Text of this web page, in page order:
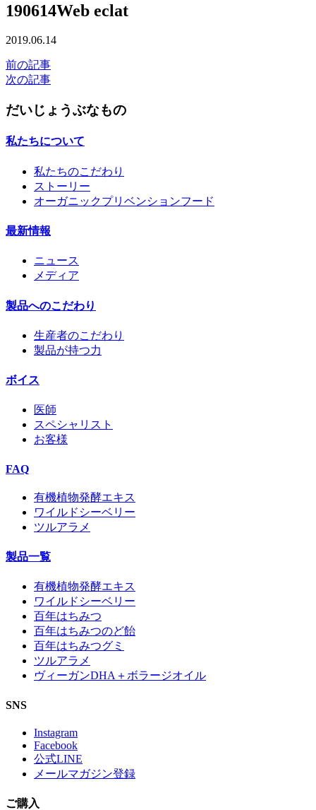
190614Web eclat
2019.06.14
前の記事
次の記事
だいじょうぶなもの
私たちについて
私たちのこだわり
ストーリー
オーガニックプリベンションフード
最新情報
ニュース
メディア
製品へのこだわり
生産者のこだわり
製品が持つ力
ボイス
医師
スペシャリスト
お客様
FAQ
有機植物発酵エキス
ワイルドシーベリー
ツルアラメ
製品一覧
有機植物発酵エキス
ワイルドシーベリー
百年はちみつ
百年はちみつのど飴
百年はちみつグミ
ツルアラメ
ヴィーガンDHA＋ボラージオイル
SNS
Instagram
Facebook
公式LINE
メールマガジン登録
ご購入